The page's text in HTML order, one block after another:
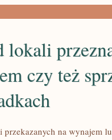
lokali
czy też
przekazanych na wynajem